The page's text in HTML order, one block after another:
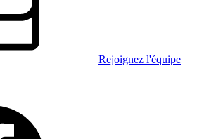
Rejoignez l'équipe